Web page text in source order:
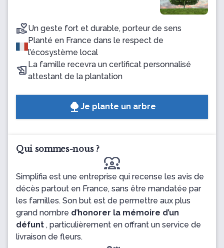
Un geste fort et durable, porteur de sens
Planté en France dans le respect de
l’écosystème local
La famille recevra un certificat personnalisé
attestant de la plantation
Je plante un arbre
Qui sommes-nous ?
diversity_1
Simplifia est une entreprise qui recense les avis de
décès partout en France, sans être mandatée par
les familles. Son but est de permettre aux plus
grand nombre d’honorer la mémoire d’un
défunt , particulièrement en offrant un service de
livraison de fleurs.